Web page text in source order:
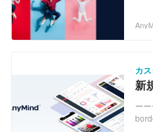
POKKT ◆パブリッシ
覧く
シ
AnyLogi ◆インフ
ング事
ース事
ー
額
を
れ
カ
新
ー
ー